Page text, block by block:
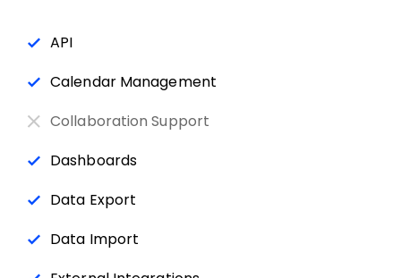
API
Calendar Management
Collaboration Support
Dashboards
Data Export
Data Import